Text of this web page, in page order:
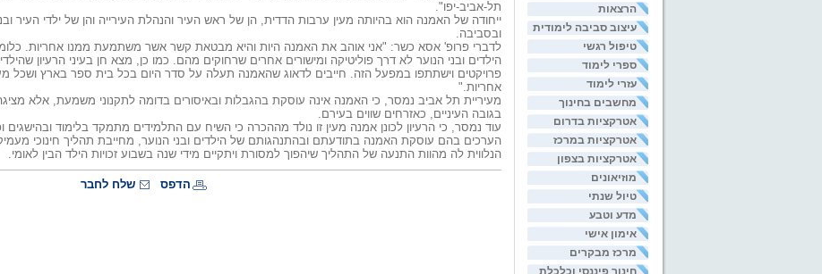
הרצאות
עיצוב סביבה לימודית
טיפול רגשי
ספרי לימוד
עזרי לימוד
מחשבים בחינוך
אטרקציות בדרום
אטרקציות במרכז
אטרקציות בצפון
מוזיאונים
טיול שנתי
מדע וטבע
אימון אישי
מרכז מבקרים
חינוך פיננסי וכלכלת
תל-אביב-יפו".
ייחודה של האמנה הוא בהיותה מעין ערבות הדדית, הן של ראש העיר והנהלת העירייה והן של ילדי העיר
ובסביבה.
לדברי פרופ' אסא כשר: "אני אוהב את האמנה היות והיא מבטאת קשר אשר משתמעת ממנו אחריות.
הילדים ובני הנוער לא דרך פוליטיקה ומישורים אחרים שרחוקים מהם. כמו כן, מצא חן בעיני הרעיון
פרויקטים וישתתפו במפעל הזה. חייבים לדאוג שהאמנה תעלה על סדר היום בכל בית ספר בארץ ושכל
אחריות."
מעיריית תל אביב נמסר, כי האמנה אינה עוסקת בהגבלות ובאיסורים בדומה לתקנוני משמעת, אלא
בגובה העיניים, כאזרחים שווים בעירם.
עוד נמסר, כי הרעיון לכונן אמנה מעין זו נולד מההכרה כי השיח עם התלמידים מתמקד בלימוד
הערכים בהם עוסקת האמנה בתודעתם ובהתנהגותם של הילדים ובני הנוער, מחייבת תהליך חינוכי
הנלווית לה מהוות התנעה של התהליך שיהפוך למסורת ויתקיים מידי שנה בשבוע זכויות הילד הבין לאומי.
הדפס שלח לחבר